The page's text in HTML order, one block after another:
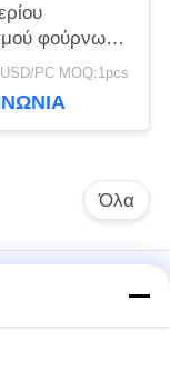
φούρνων
7
PC MOQ:1pcs
Όλα
κουζινών